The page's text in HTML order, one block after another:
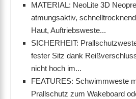
MATERIAL: NeoLite 3D
atmungsaktiv,
Haut, Auftriebsweste...
SICHERHEIT:
fester Sitz dank
nicht hoch im...
FEATURES: Schwimmweste
Prallschutz zum Wakeboard